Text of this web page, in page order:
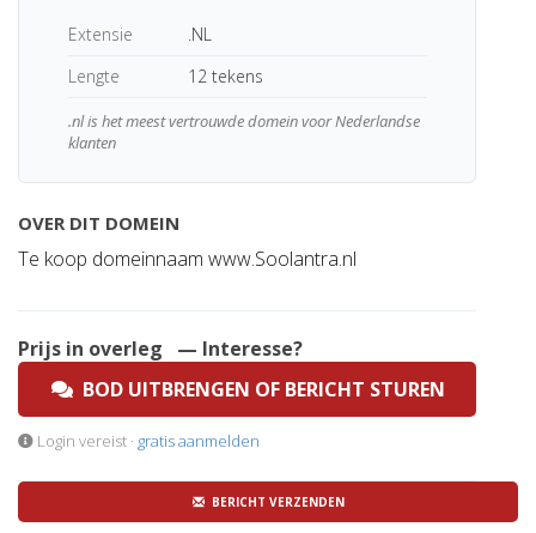
Extensie
.NL
Lengte
12 tekens
.nl is het meest vertrouwde domein voor Nederlandse
klanten
OVER DIT DOMEIN
Te koop domeinnaam www.Soolantra.nl
Prijs in overleg
— Interesse?
BOD UITBRENGEN OF BERICHT STUREN
Login vereist · gratis aanmelden
BERICHT VERZENDEN